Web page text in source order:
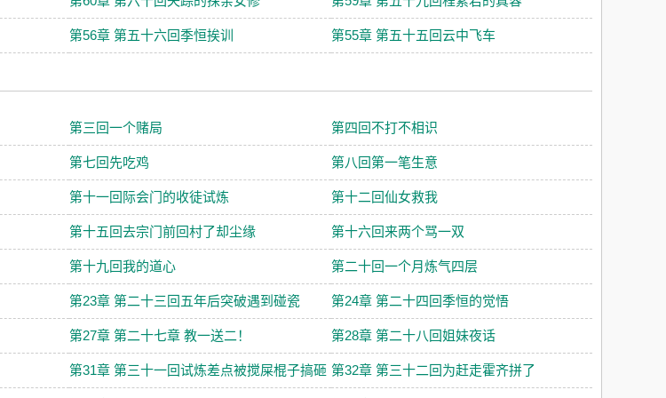
第56章 第五十六回季恒挨训 第55章 第五十五回云中飞车
第三回一个赌局 第四回不打不相识
第七回先吃鸡 第八回第一笔生意
第十一回际会门的收徒试炼 第十二回仙女救我
第十五回去宗门前回村了却尘缘 第十六回来两个骂一双
第十九回我的道心 第二十回一个月炼气四层
第23章 第二十三回五年后突破遇到碰瓷 第24章 第二十四回季恒的觉悟
第27章 第二十七章 教一送二！ 第28章 第二十八回姐妹夜话
第31章 第三十一回试炼差点被搅屎棍子搞砸 第32章 第三十二回为赶走霍齐拼了